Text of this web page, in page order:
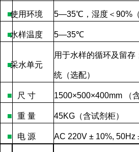
■使用环境 5—35℃，湿度＜ 90%
■水样温度 5—35℃
■采水单元
用于水样的循环及留存
统（选配）
■ 尺 寸 1500×500×400mm （
■ 重 量 45KG （含试剂柜）
■ 电 源 AC 220V ± 10%, 50Hz